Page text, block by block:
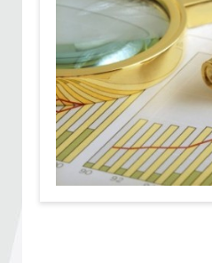
Арбитражен съд
Проекти
Членове